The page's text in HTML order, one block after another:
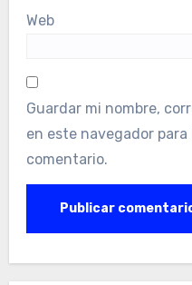
Web
Guardar mi nombre,
en este navegador
comentario.